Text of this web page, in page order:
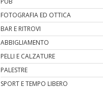
FOTOGRAFIA ED OTTICA
BAR E RITROVI
ABBIGLIAMENTO
PELLI E CALZATURE
PALESTRE
SPORT E TEMPO LIBERO